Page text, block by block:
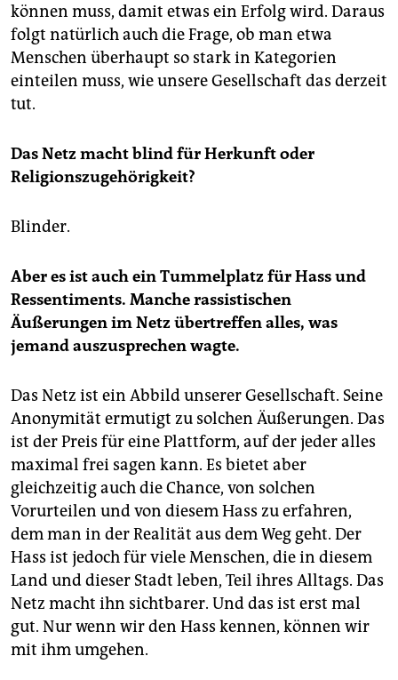
können muss, damit etwas ein Erfolg wird. Daraus
folgt natürlich auch die Frage, ob man etwa
Menschen überhaupt so stark in Kategorien
einteilen muss, wie unsere Gesellschaft das derzeit
tut.
Das Netz macht blind für Herkunft oder
Religionszugehörigkeit?
Blinder.
Aber es ist auch ein Tummelplatz für Hass und
Ressentiments. Manche rassistischen
Äußerungen im Netz übertreffen alles, was
jemand auszusprechen wagte.
Das Netz ist ein Abbild unserer Gesellschaft. Seine
Anonymität ermutigt zu solchen Äußerungen. Das
ist der Preis für eine Plattform, auf der jeder alles
maximal frei sagen kann. Es bietet aber
gleichzeitig auch die Chance, von solchen
Vorurteilen und von diesem Hass zu erfahren,
dem man in der Realität aus dem Weg geht. Der
Hass ist jedoch für viele Menschen, die in diesem
Land und dieser Stadt leben, Teil ihres Alltags. Das
Netz macht ihn sichtbarer. Und das ist erst mal
gut. Nur wenn wir den Hass kennen, können wir
mit ihm umgehen.